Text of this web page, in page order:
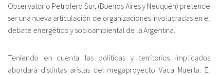
Observatorio Petrolero Sur, (Buenos Aires y Neuquén) pretende
ser una nueva articulación de organizaciones involucradas en el
debate energético y socioambiental de la Argentina.
Teniendo en cuenta las políticas y territorios implicados
abordará distintas aristas del megaproyecto Vaca Muerta. El